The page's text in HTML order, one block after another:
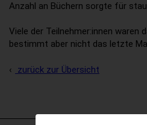
Anzahl an Büchern sorgte für
Viele der Teilnehmer:innen waren
bestimmt aber nicht das letzte
zurück zur Übersicht